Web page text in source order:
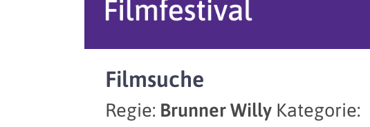
Filmsuche
Regie: Brunner Willy Kategorie: